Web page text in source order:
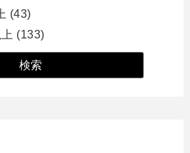
(43)
(133)